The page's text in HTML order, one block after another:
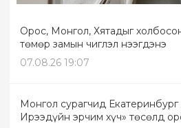
Орос, Монгол, Хятадыг
төмөр замын чиглэл нээгдэнэ
07.08.26 19:07
Монгол сурагчид
Ирээдүйн эрчим хүч» төсөлд